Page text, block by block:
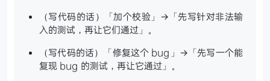
（写代码的话）「加个校验」→「先写针对非法输
入的测试，再让它们通过」。
（写代码的话）「修复这个 bug」→「先写一个能
复现 bug 的测试，再让它通过」。